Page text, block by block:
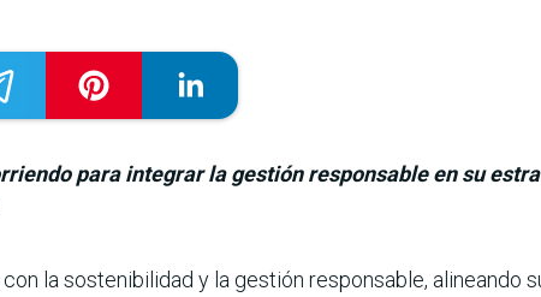
para integrar la gestión responsable en su
la sostenibilidad y la gestión responsable, ali­neando